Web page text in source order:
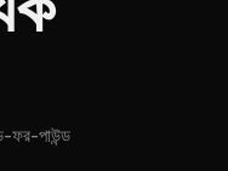
ফর-পাউন্ড